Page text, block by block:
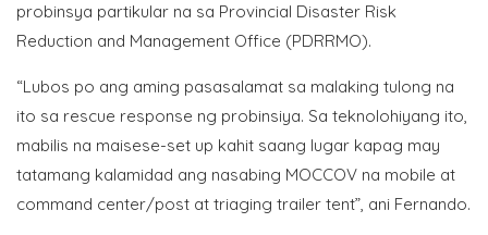
probinsya partikular na sa Provincial Disaster Risk
Reduction and Management Office (PDRRMO).
“Lubos po ang aming pasasalamat sa malaking tulong na
ito sa rescue response ng probinsiya. Sa teknolohiyang ito,
mabilis na maisese-set up kahit saang lugar kapag may
tatamang kalamidad ang nasabing MOCCOV na mobile at
command center/post at triaging trailer tent”, ani Fernando.